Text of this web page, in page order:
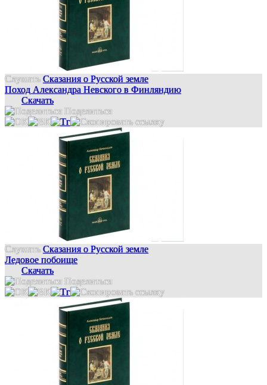
Слушать Сказания о Русской земле
Поход Александра Невского в Финляндию
Скачать
Поделиться
Слушать Сказания о Русской земле
Ледовое побоище
Скачать
Поделиться